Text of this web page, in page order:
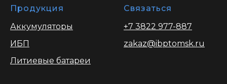
Продукция
Аккумуляторы
ИБП
Литиевые батареи
Связаться
+7 3822 977-887
zakaz@ibptomsk.ru